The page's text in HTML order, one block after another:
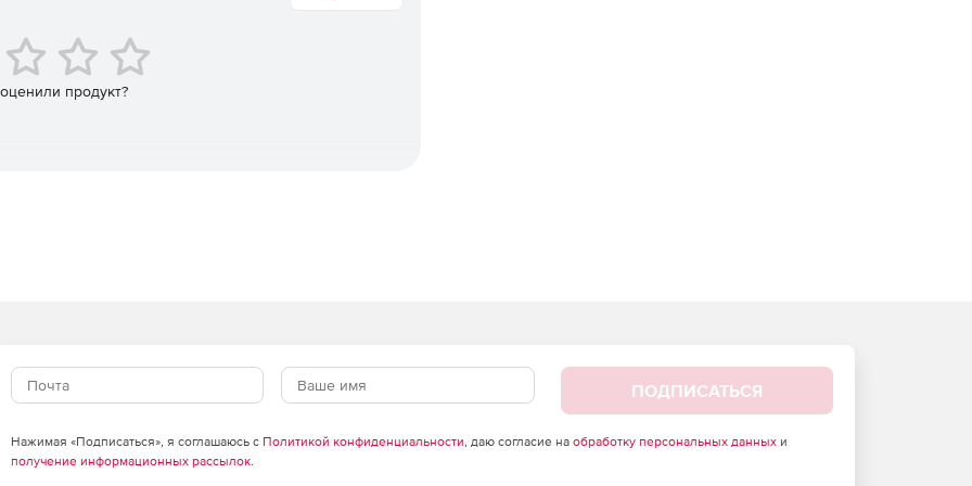
таких как серверы, маршрутизаторы, коммутаторы
задач:
вызванных ошибками в работе оборудования.
OpManager Plus позволяет решать следующие
плохих подключений.
MTTR с помощью доступности подключений и
продукт?
ПОДПИСАТЬСЯ
Нажимая «Подписаться», я соглашаюсь с Политикой конфиденциальности, даю согласие на обработку персональных данныхи
получение информационных рассылок.